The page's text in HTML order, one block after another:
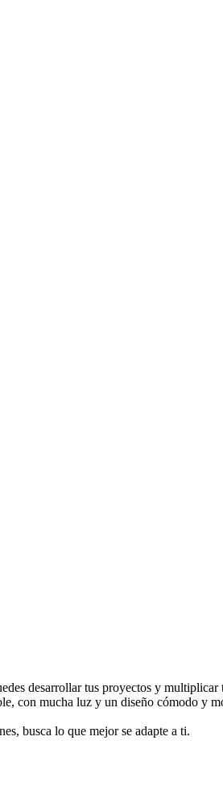
desarrollar tus proyectos y
con mucha luz y un diseño cómodo y
busca lo que mejor se adapte a ti.